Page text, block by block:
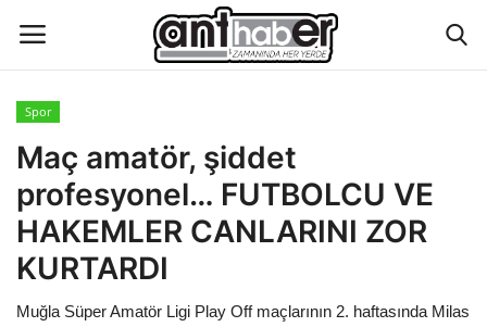
Künye
Eğitim
Aktüel Magazin
Hakkımızda
Spor
Maç amatör, şiddet
profesyonel… FUTBOLCU VE
HAKEMLER CANLARINI ZOR
KURTARDI
Muğla Süper Amatör Ligi Play Off maçlarının 2. haftasında Milas